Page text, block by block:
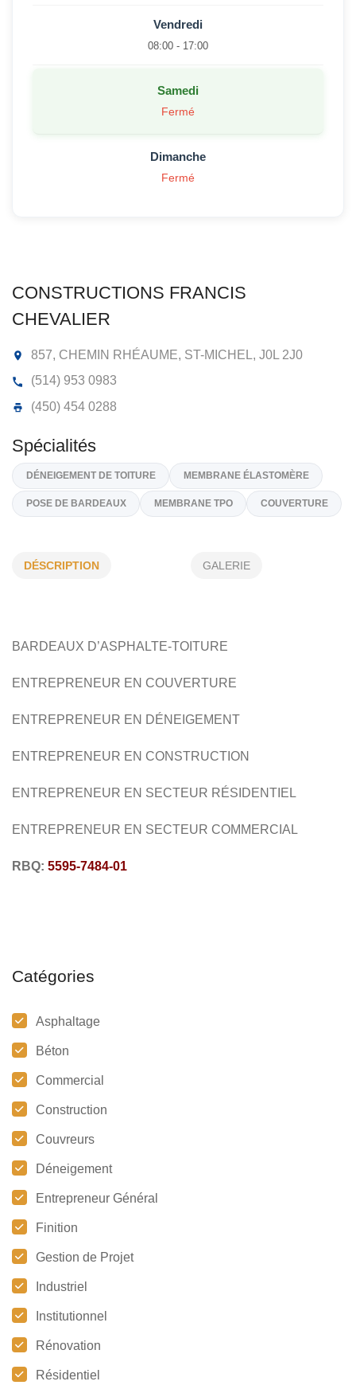
CONSTRUCTIONS FRANCIS
CHEVALIER
857, CHEMIN RHÉAUME, ST-MICHEL,J0L 2J0
(514) 953 0983
POSE DE BARDEAUX MEMBRANE TPO
DÉSCRIPTION GALERIE
BARDEAUX D’ASPHALTE-TOITURE
ENTREPRENEUR EN COUVERTURE
ENTREPRENEUR EN DÉNEIGEMENT
ENTREPRENEUR EN CONSTRUCTION
ENTREPRENEUR EN SECTEUR RÉSIDENTIEL
ENTREPRENEUR EN SECTEUR COMMERCIAL
RBQ: 5595-7484-01
Catégories
Asphaltage
Béton
Commercial
Construction
Couvreurs
Déneigement
Entrepreneur Général
Finition
Gestion de Projet
Industriel
Institutionnel
Rénovation
Résidentiel
Vendredi
08:00 - 17:00
Samedi
Fermé
Dimanche
Fermé